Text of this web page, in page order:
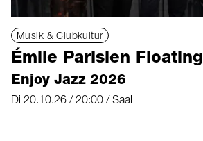
Musik & Clubkultur
Émile Parisien Floating
Enjoy Jazz 2026
Di 20.10.26 / 20:00 / Saal